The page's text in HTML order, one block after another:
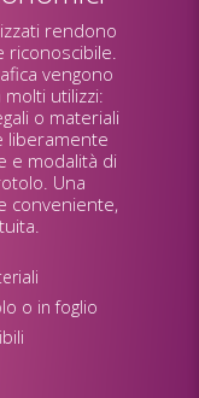
rendono
riconoscibile.
vengono
utilizzi:
o materiali
liberamente
e modalità di
Una
conveniente,
o in foglio